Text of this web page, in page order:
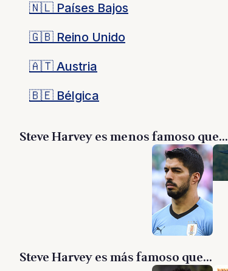
🇳🇱 Países Bajos
🇬🇧 Reino Unido
🇦🇹 Austria
🇧🇪 Bélgica
Steve Harvey es menos famoso que...
Steve Harvey es más famoso que...